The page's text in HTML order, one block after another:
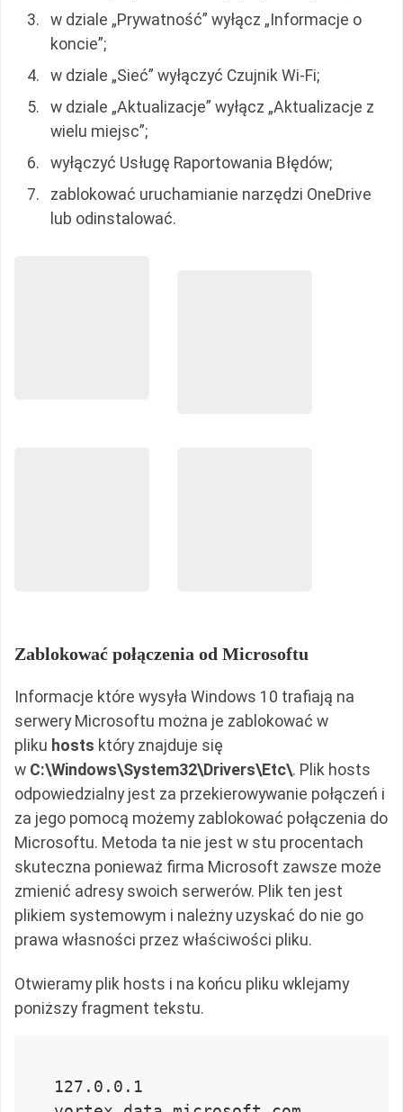
w dziale „Prywatność” wyłącz „Informacje o
koncie”;
w dziale „Sieć” wyłączyć Czujnik Wi-Fi;
w dziale „Aktualizacje” wyłącz „Aktualizacje z
wielu miejsc”;
wyłączyć Usługę Raportowania Błędów;
zablokować uruchamianie narzędzi OneDrive
lub odinstalować.
Zablokować połączenia od Microsoftu
Informacje które wysyła Windows 10 trafiają na
serwery Microsoftu można je zablokować w
pliku hosts który znajduje się
w C:\Windows\System32\Drivers\Etc\. Plik hosts
odpowiedzialny jest za przekierowywanie połączeń i
za jego pomocą możemy zablokować połączenia do
Microsoftu. Metoda ta nie jest w stu procentach
skuteczna ponieważ firma Microsoft zawsze może
zmienić adresy swoich serwerów. Plik ten jest
plikiem systemowym i należny uzyskać do nie go
prawa własności przez właściwości pliku.
Otwieramy plik hosts i na końcu pliku wklejamy
poniższy fragment tekstu.
127.0.0.1